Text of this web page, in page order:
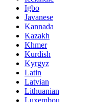
Igbo
Javanese
Kannada
Kazakh
Khmer
Kurdish
Kyrgyz
Latin
Latvian
Lithuanian
Luxembou..